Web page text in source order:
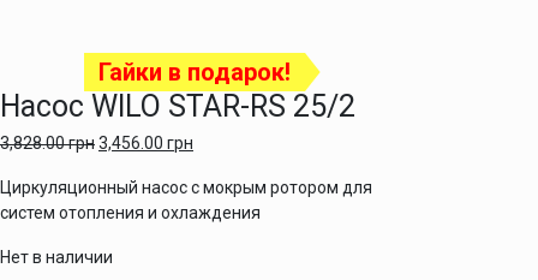
Гайки в подарок!
Насос WILO STAR-RS 25/2
3,828.00грн3,456.00 грн
Циркуляционный насос с мокрым ротором для
систем отопления и охлаждения
Нет в наличии